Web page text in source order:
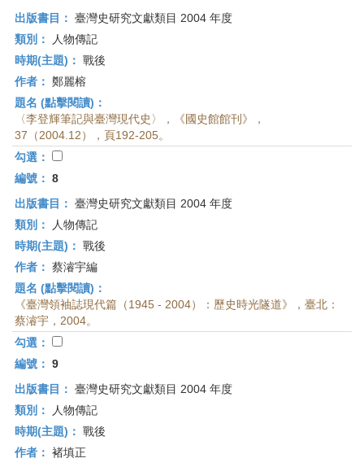
出版書目： 臺灣史研究文獻類目 2004 年度
類別：
人物傳記
時期(主題)： 戰後
作者： 鄭麗榕
題名 (點擊閱讀)：
〈李登輝筆記與臺灣現代史〉，《國史館館刊》，
37（2004.12），頁192-205。
勾選：
編號： 8
出版書目： 臺灣史研究文獻類目 2004 年度
類別：
人物傳記
時期(主題)： 戰後
作者： 蔡濬宇編
題名 (點擊閱讀)：
《臺灣領袖誌現代篇（1945 - 2004）：歷史時光隧道》，臺北：
蔡濬宇，2004。
勾選：
編號： 9
出版書目： 臺灣史研究文獻類目 2004 年度
類別：
人物傳記
時期(主題)： 戰後
作者： 褚填正